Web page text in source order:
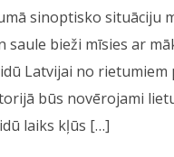
sinoptisko
bieži mīsies ar
Latvijai no
būs novērojami
laiks kļūs […]